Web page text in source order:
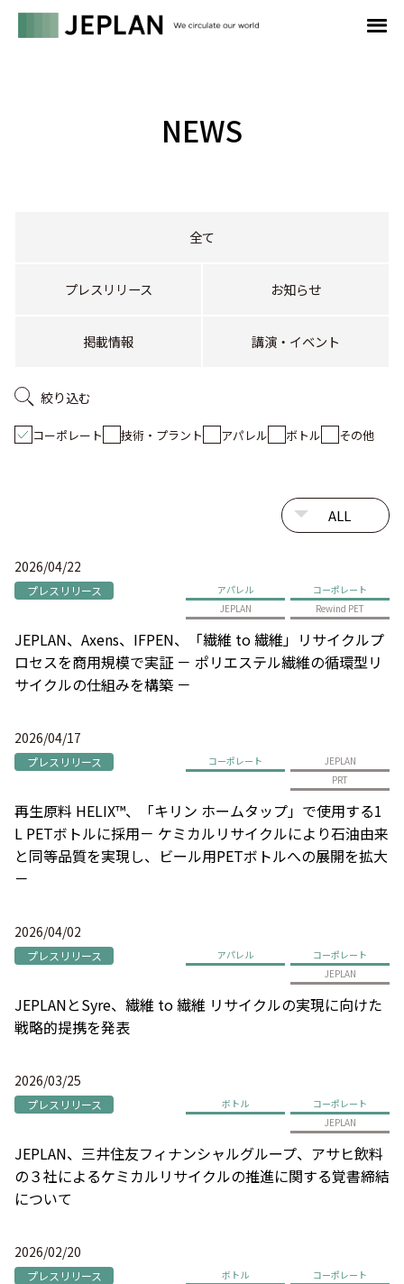
NEWS
全て
プレスリリース お知らせ
掲載情報 講演・イベント
絞り込む
コーポレート 技術・プラント アパレル ボトル その他
2026/04/22
プレスリリース アパレル
コーポレート
JEPLAN
Rewind PET
JEPLAN、Axens、IFPEN、「繊維 to 繊維」リサイクルプ
ロセスを商用規模で実証 － ポリエステル繊維の循環型リ
サイクルの仕組みを構築 －
2026/04/17
プレスリリース コーポレート
JEPLAN
PRT
再生原料 HELIX™、「キリン ホームタップ」で使用する1
L PETボトルに採用－ ケミカルリサイクルにより石油由来
と同等品質を実現し、ビール用PETボトルへの展開を拡大
－
2026/04/02
プレスリリース アパレル
コーポレート
JEPLAN
JEPLANとSyre、繊維 to 繊維 リサイクルの実現に向けた
戦略的提携を発表
2026/03/25
プレスリリース ボトル
コーポレート
JEPLAN
JEPLAN、三井住友フィナンシャルグループ、アサヒ飲料
の３社によるケミカルリサイクルの推進に関する覚書締結
について
2026/02/20
プレスリリース ボトル
コーポレート